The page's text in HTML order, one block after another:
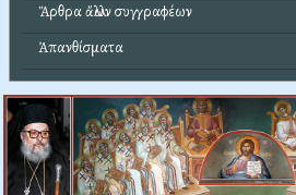
Ἄρθρα ἄλλων συγγραφέων
Ἀπανθίσματα